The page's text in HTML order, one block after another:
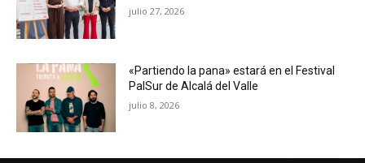
julio 27, 2026
«Partiendo la pana» estará en el Festival
PalSur de Alcalá del Valle
julio 8, 2026